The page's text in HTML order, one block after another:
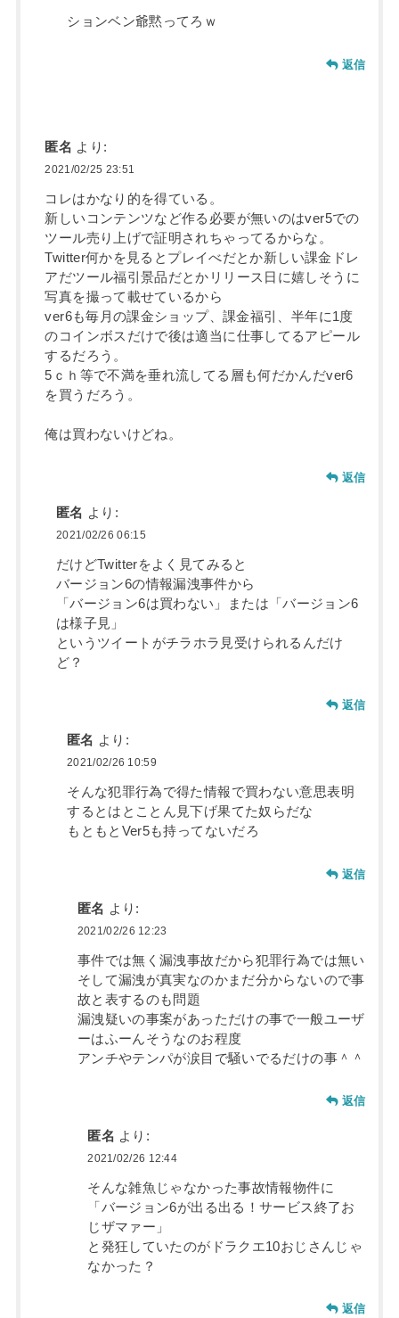
ションベン爺黙ってろｗ
返信
匿名 より:
2021/02/25 23:51
コレはかなり的を得ている。
新しいコンテンツなど作る必要が無いのはver5での
ツール売り上げで証明されちゃってるからな。
Twitter何かを見るとプレイべだとか新しい課金ドレ
アだツール福引景品だとかリリース日に嬉しそうに
写真を撮って載せているから
ver6も毎月の課金ショップ、課金福引、半年に1度
のコインボスだけで後は適当に仕事してるアピール
するだろう。
5ｃｈ等で不満を垂れ流してる層も何だかんだver6
を買うだろう。
俺は買わないけどね。
返信
匿名 より:
2021/02/26 06:15
だけどTwitterをよく見てみると
バージョン6の情報漏洩事件から
「バージョン6は買わない」または「バージョン6
は様子見」
というツイートがチラホラ見受けられるんだけ
ど？
返信
匿名 より:
2021/02/26 10:59
そんな犯罪行為で得た情報で買わない意思表明
するとはとことん見下げ果てた奴らだな
もともとVer5も持ってないだろ
返信
匿名 より:
2021/02/26 12:23
事件では無く漏洩事故だから犯罪行為では無い
そして漏洩が真実なのかまだ分からないので事
故と表するのも問題
漏洩疑いの事案があっただけの事で一般ユーザ
ーはふーんそうなのお程度
アンチやテンパが涙目で騒いでるだけの事＾＾
返信
匿名 より:
2021/02/26 12:44
そんな雑魚じゃなかった事故情報物件に
「バージョン6が出る出る！サービス終了お
じザマァー」
と発狂していたのがドラクエ10おじさんじゃ
なかった？
返信